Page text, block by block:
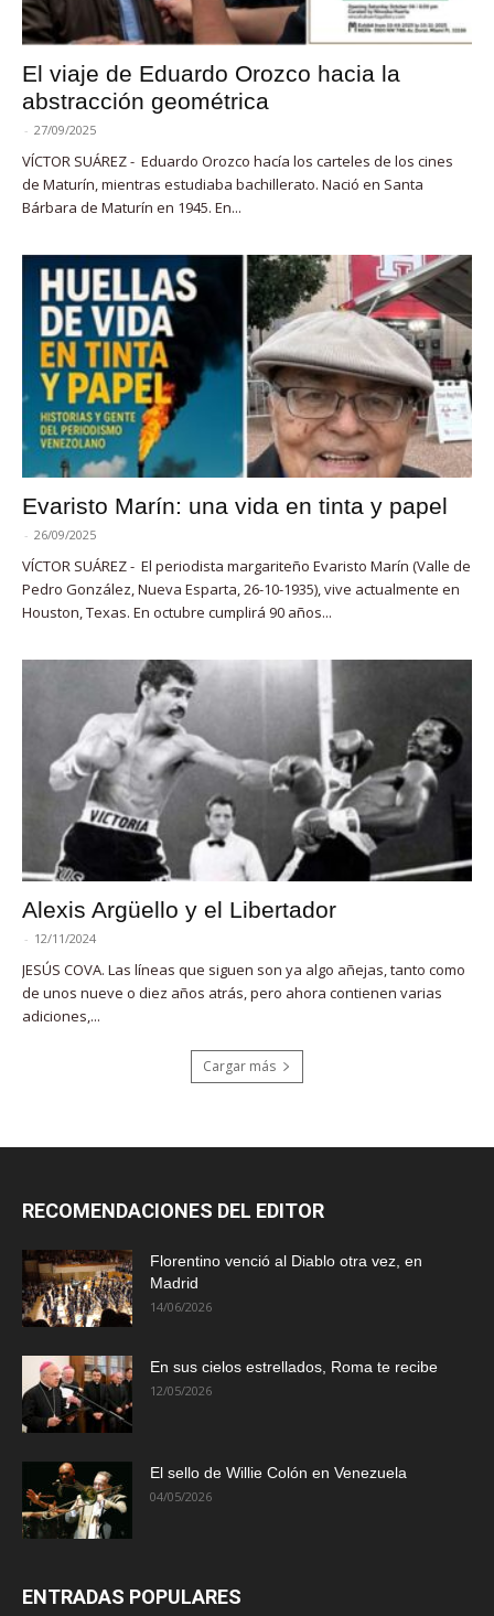
El viaje de Eduardo Orozco hacia la
abstracción geométrica
- 27/09/2025
VÍCTOR SUÁREZ - Eduardo Orozco hacía los carteles de los cines
de Maturín, mientras estudiaba bachillerato. Nació en Santa
Bárbara de Maturín en 1945. En...
Evaristo Marín: una vida en tinta y papel
- 26/09/2025
VÍCTOR SUÁREZ - El periodista margariteño Evaristo Marín (Valle de
Pedro González, Nueva Esparta, 26-10-1935), vive actualmente en
Houston, Texas. En octubre cumplirá 90 años...
Alexis Argüello y el Libertador
- 12/11/2024
JESÚS COVA. Las líneas que siguen son ya algo añejas, tanto como
de unos nueve o diez años atrás, pero ahora contienen varias
adiciones,...
Cargar más
RECOMENDACIONES DEL EDITOR
Florentino venció al Diablo otra vez, en
Madrid
14/06/2026
En sus cielos estrellados, Roma te recibe
12/05/2026
El sello de Willie Colón en Venezuela
04/05/2026
ENTRADAS POPULARES